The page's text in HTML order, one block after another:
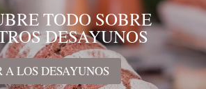
TODO SOBRE
DESAYUNOS
A LOS DESAYUNOS